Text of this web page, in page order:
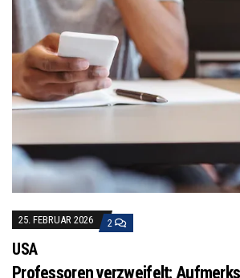
25. FEBRUAR 2026 2
USA
Professoren verzweifelt: